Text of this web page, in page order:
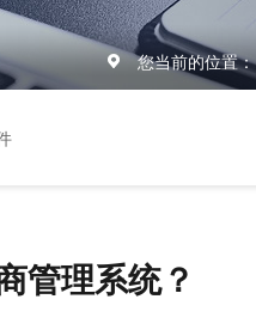
您当前的位置：
管理系统？